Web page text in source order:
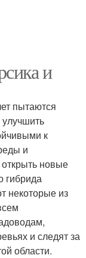
и
пытаются
к
и
новые
гибрида
некоторые из
и следят за
области.